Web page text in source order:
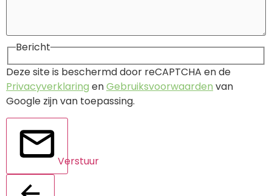
Bericht
Deze site is beschermd door reCAPTCHA en de
Privacyverklaring enGebruiksvoorwaarden van
Google zijn van toepassing.
Verstuur